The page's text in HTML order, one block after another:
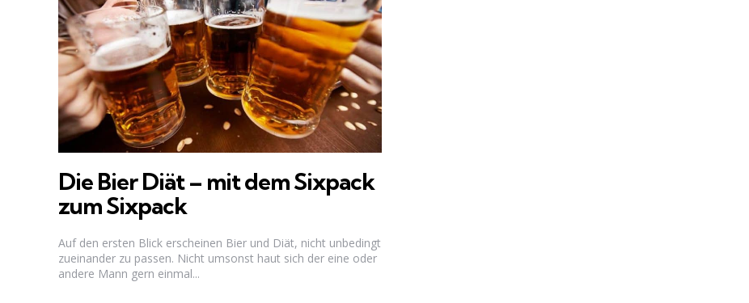
Die Bier Diät – mit dem Sixpack
zum Sixpack
Auf den ersten Blick erscheinen Bier und Diät, nicht unbedingt
zueinander zu passen. Nicht umsonst haut sich der eine oder
andere Mann gern einmal...